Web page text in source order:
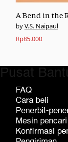
A Bend in the
V.S. Naipaul
Rp85.000
Pusat
FAQ
Cara beli
Penerbit-
Mesin
Konfirmasi